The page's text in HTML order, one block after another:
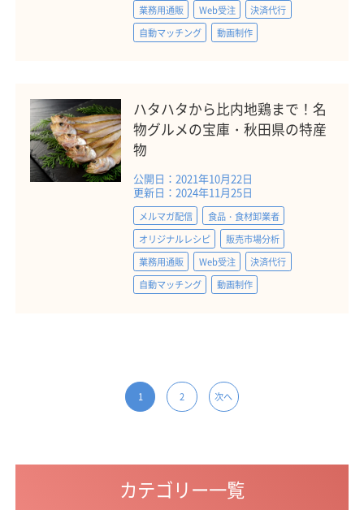
業務用通販 Web受注
決済代行
自動マッチング
動画制作
ハタハタから比内地鶏まで！名
物グルメの宝庫・秋田県の特産
物
公開日：2021年10月22日
更新日：2024年11月25日
メルマガ配信
食品・食材卸業者
オリジナルレシピ
販売市場分析
業務用通販
Web受注
決済代行
自動マッチング
動画制作
1 2 次へ
カテゴリー一覧